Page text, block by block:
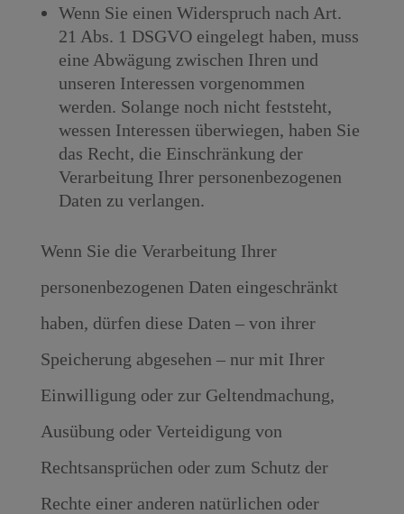
Wenn Sie einen Widerspruch nach Art.
21 Abs. 1 DSGVO eingelegt haben, muss
eine Abwägung zwischen Ihren und
unseren Interessen vorgenommen
werden. Solange noch nicht feststeht,
wessen Interessen überwiegen, haben Sie
das Recht, die Einschränkung der
Verarbeitung Ihrer personenbezogenen
Daten zu verlangen.
Wenn Sie die Verarbeitung Ihrer
personenbezogenen Daten eingeschränkt
haben, dürfen diese Daten – von ihrer
Speicherung abgesehen – nur mit Ihrer
Einwilligung oder zur Geltendmachung,
Ausübung oder Verteidigung von
Rechtsansprüchen oder zum Schutz der
Rechte einer anderen natürlichen oder